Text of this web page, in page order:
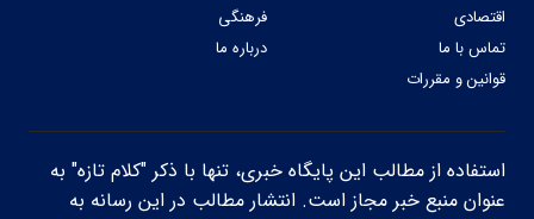
اقتصادی
فرهنگی
تماس با ما
درباره ما
قوانین و مقررات
استفاده از مطالب این پایگاه خبری، تنها با ذکر "کلام تازه" به
عنوان منبع خبر مجاز است. انتشار مطالب در این رسانه به